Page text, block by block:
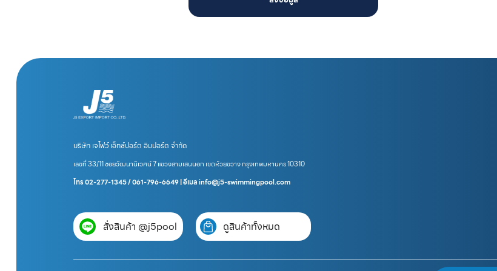
บริษัท เจไฟว์ เอ็กซ์ปอร์ต อิมปอร์ต จำกัด
เลขที่ 33/11 ซอยวัฒนานิเวศน์ 7 แขวงสามเสนนอก เขตห้วยขวาง กรุงเทพมหานคร 10310
โทร 02-277-1345 / 061-796-6649 | อีเมล info@j5-swimmingpool.com
สั่งสินค้า @j5pool ดูสินค้าทั้งหมด